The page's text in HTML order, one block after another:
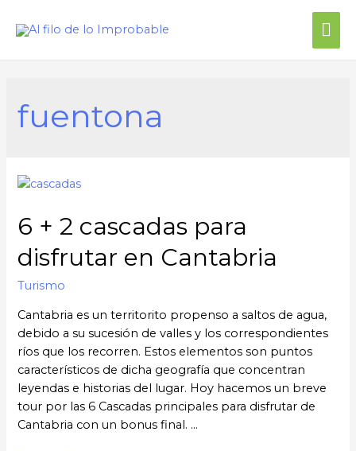
fuentona
6 + 2 cascadas para
disfrutar en Cantabria
Turismo
Cantabria es un territorito propenso a saltos de agua,
debido a su sucesión de valles y los correspondientes
ríos que los recorren. Estos elementos son puntos
característicos de dicha geografía que concentran
leyendas e historias del lugar. Hoy hacemos un breve
tour por las 6 Cascadas principales para disfrutar de
Cantabria con un bonus final. …